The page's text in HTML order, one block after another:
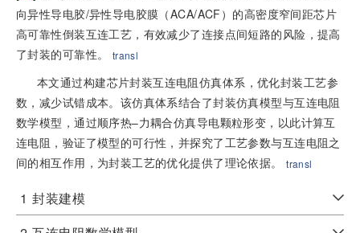
向异性导电胶/异性导电胶膜（ACA/ACF）的高密度窄间距芯片
高可靠性倒装互连工艺，有效减少了连接点间短路的风险，提高
了封装的可靠性。
transl
本文通过构建芯片封装互连电阻仿真体系，优化封装工艺参
数，减少试错成本。该仿真体系结合了封装仿真模型与互连电阻
数学模型，通过顺序热–力耦合仿真导电颗粒形变，以此计算互
连电阻，验证了模型的可行性，并探究了工艺参数与互连电阻之
间的相互作用，为封装工艺的优化提供了理论依据。
transl
1 封装建模